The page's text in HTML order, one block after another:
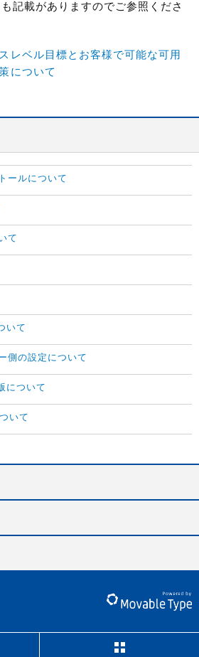
記載がありますのでご参照くださ
レベル目標とお客様で可能な可用
について
ールについて
て
いて
側の設定について
について
いて